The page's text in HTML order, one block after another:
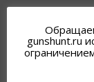
gunshunt.ru